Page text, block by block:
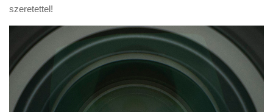
szeretettel!